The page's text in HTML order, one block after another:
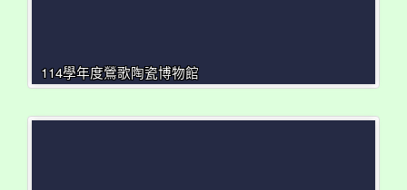
114學年度鶯歌陶瓷博物館